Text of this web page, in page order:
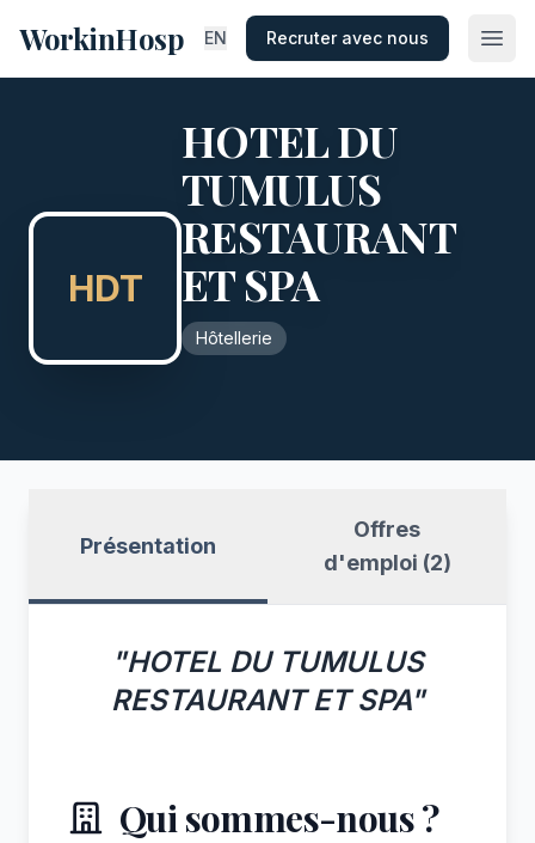
WorkinHosp EN Recruter avec nous
HDT
HOTEL DU
TUMULUS
RESTAURANT
ET SPA
Hôtellerie
Présentation
Offres
d'emploi (2)
"HOTEL DU TUMULUS
RESTAURANT ET SPA"
Qui sommes-nous ?